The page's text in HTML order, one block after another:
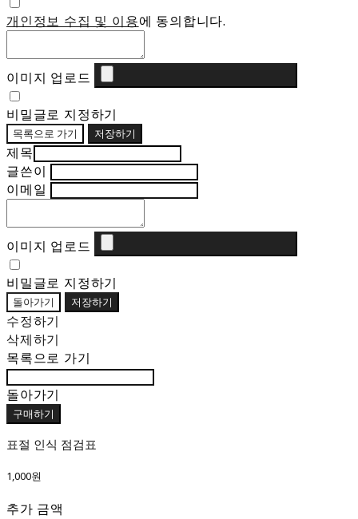
개인정보 수집 및 이용에 동의합니다.
이미지 업로드
비밀글로 지정하기
목록으로 가기 저장하기
제목
글쓴이
이메일
이미지 업로드
비밀글로 지정하기
돌아가기 저장하기
수정하기
삭제하기
목록으로 가기
돌아가기
구매하기
표절 인식 점검표
1,000원
추가 금액